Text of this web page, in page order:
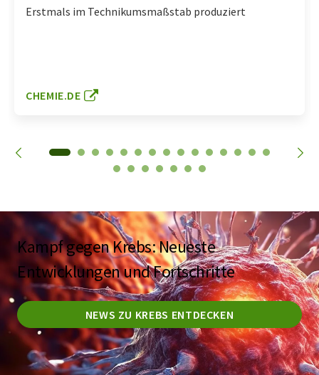
Erstmals im Technikumsmaßstab produziert
CHEMIE.DE
Kampf gegen Krebs: Neueste
Entwicklungen und Fortschritte
NEWS ZU KREBS ENTDECKEN